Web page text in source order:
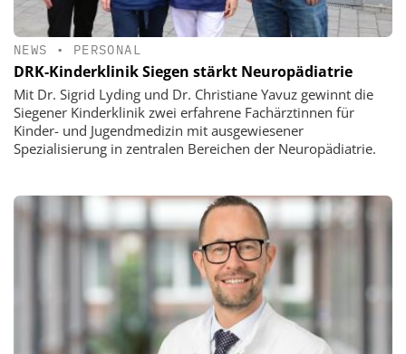
NEWS • PERSONAL
DRK-Kinderklinik Siegen stärkt Neuropädiatrie
Mit Dr. Sigrid Lyding und Dr. Christiane Yavuz gewinnt die
Siegener Kinderklinik zwei erfahrene Fachärztinnen für
Kinder- und Jugendmedizin mit ausgewiesener
Spezialisierung in zentralen Bereichen der Neuropädiatrie.